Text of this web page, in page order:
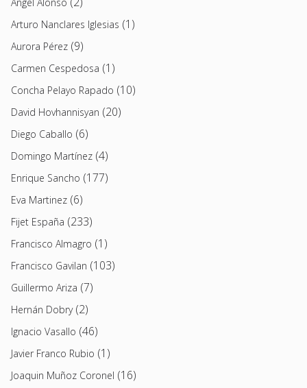
Arturo Nanclares Iglesias (1)
Aurora Pérez (9)
Carmen Cespedosa (1)
Concha Pelayo Rapado (10)
David Hovhannisyan (20)
Diego Caballo (6)
Domingo Martínez (4)
Enrique Sancho (177)
Eva Martinez (6)
Fijet España (233)
Francisco Almagro (1)
Francisco Gavilan (103)
Guillermo Ariza (7)
Hernán Dobry(2)
Ignacio Vasallo (46)
Javier Franco Rubio (1)
Joaquin Muñoz Coronel (16)